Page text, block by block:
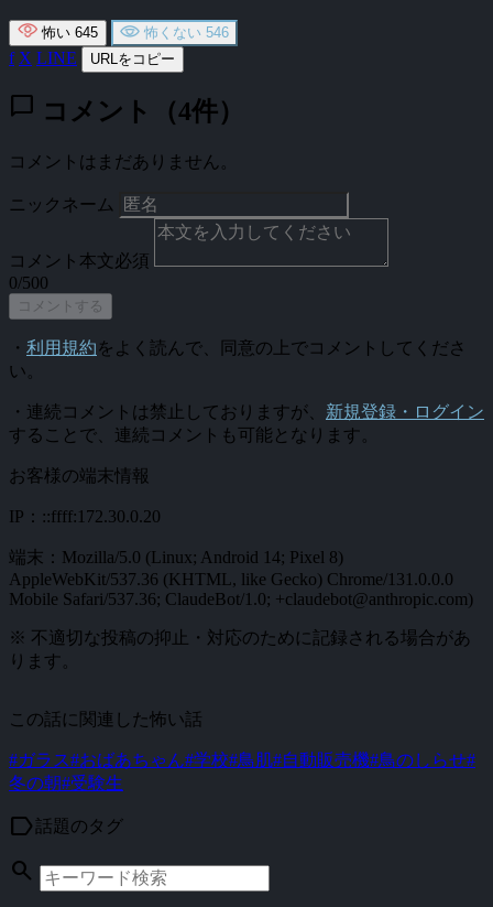
怖い 645 怖くない 546
f X LINE URLをコピー
chat_bubble コメント（4件）
コメントはまだありません。
ニックネーム
コメント本文必須
0/500
コメントする
・ 利用規約をよく読んで、同意の上でコメントしてくださ
い。
・連続コメントは禁止しておりますが、 新規登録・ログイン
することで、連続コメントも可能となります。
お客様の端末情報
IP：::ffff:172.30.0.20
端末：Mozilla/5.0 (Linux; Android 14; Pixel 8)
AppleWebKit/537.36 (KHTML, like Gecko) Chrome/131.0.0.0
Mobile Safari/537.36; ClaudeBot/1.0; +claudebot@anthropic.com)
※ 不適切な投稿の抑止・対応のために記録される場合があ
ります。
この話に関連した怖い話
#ガラス#おばあちゃん#学校#鳥肌#自動販売機#鳥のしらせ#
冬の朝#受験生
label話題のタグ
search